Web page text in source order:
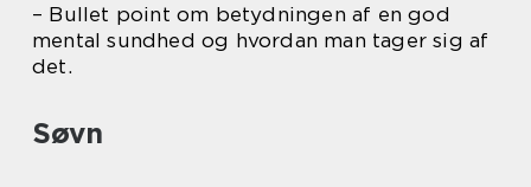
– Bullet point om betydningen af en god
mental sundhed og hvordan man tager sig af
det.
Søvn